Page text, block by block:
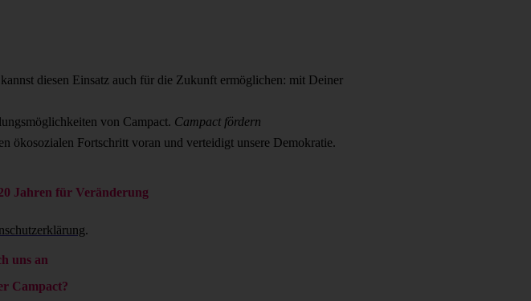
diesen Einsatz auch für die Zukunft ermöglichen: mit Deiner
von Campact. Campact fördern
ökosozialen Fortschritt voran und verteidigt unsere Demokratie.
Jahren für Veränderung
.
uns an
Campact?